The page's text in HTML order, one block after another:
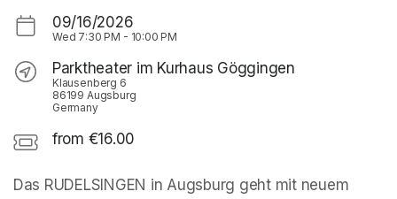
09/16/2026
Wed 7:30 PM - 10:00 PM
Parktheater im Kurhaus Göggingen
Klausenberg 6
86199 Augsburg
Germany
from €16.00
Das RUDELSINGEN in Augsburg geht mit neuem